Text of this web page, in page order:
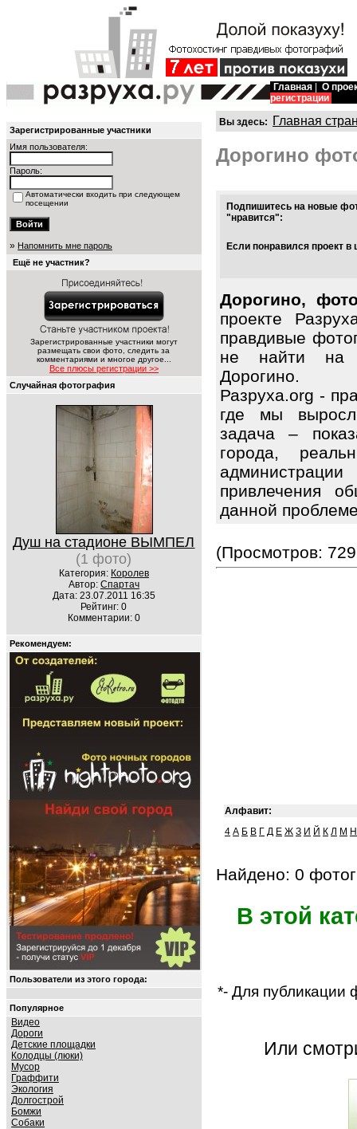
Главная
О
регистрации
Зарегистрированные участники
Имя пользователя:
Пароль:
Автоматически входить при следующем
посещении
» Напомнить мне пароль
Ещё не участник?
Зарегистрированные участники могут
размещать свои фото, следить за
комментариями и многое другое...
Все плюсы регистрации >>
Случайная фотография
Душ на стадионе ВЫМПЕЛ
(1 фото)
Категория: Королев
Автор: Спартач
Дата: 23.07.2011 16:35
Рейтинг: 0
Комментарии: 0
Рекомендуем:
Пользователи из этого города:
Популярное
Видео
Дороги
Детские площадки
Колодцы (люки)
Мусор
Граффити
Экология
Долгострой
Бомжи
Собаки
Вы здесь: Главная
Дорогино
Подпишитесь на новые
"нравится":
Если понравился проект
Дорогино,
проекте
правдивые
не найти на
Дорогино.
Разруха.org -
где мы
задача –
города,
привлечения
данной
(Просмотров:
Алфавит:
4 А Б В Г Д Е Ж З И Й К Л М Н
Найдено: 0
В этой
*- Для публикации
Или